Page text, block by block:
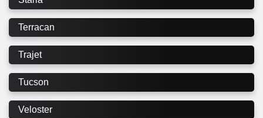
Terracan
Trajet
Tucson
Veloster